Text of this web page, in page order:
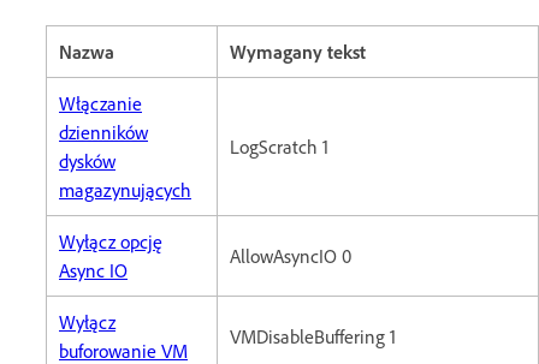
Nazwa Wymagany tekst
Włączanie
dzienników
dysków
magazynujących
LogScratch 1
Wyłącz opcję
Async IO
AllowAsyncIO 0
Wyłącz
buforowanie VM
VMDisableBuffering 1